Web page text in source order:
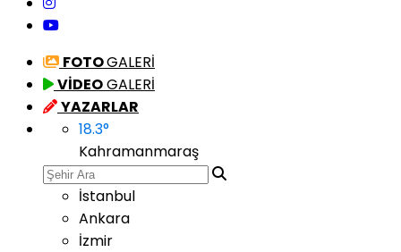
FOTOGALERİ
VİDEOGALERİ
YAZARLAR
18.3°
Kahramanmaraş
İstanbul
Ankara
İzmir